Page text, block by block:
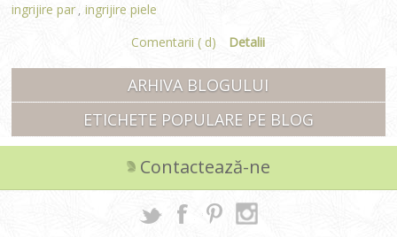
ingrijire par , ingrijire piele
Comentarii ( d)
Detalii
ARHIVA BLOGULUI
ETICHETE POPULARE PE BLOG
Contactează-ne